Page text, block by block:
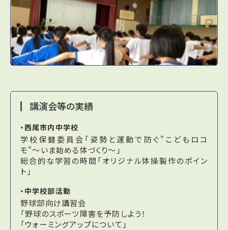
講演会等の実績
・西尾市内中学校
学校保健委員会「姿勢と運動で防ぐ"こどもロコ
モ"～いま始める体づくり～」
総合的な学習の時間「オリジナル体操製作のポイン
ト」
・中学校部活動
野球部向け講習会
「野球のスポーツ障害を予防しよう！
「ウォーミングアップについて」